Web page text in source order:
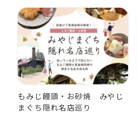
もみじ饅頭・お砂焼 みやじ
まぐち隠れ名店巡り